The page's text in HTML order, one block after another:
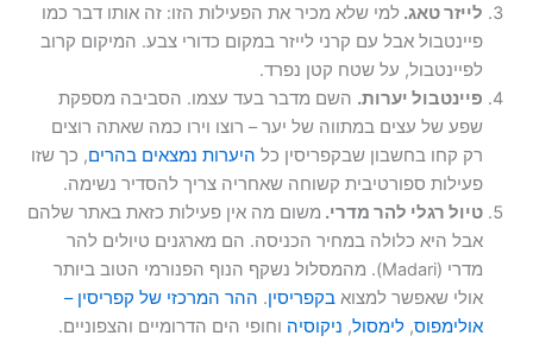
לייזר טאג.למי שלא מכיר את הפעילות הזו: זה אותו דבר כמו
פיינטבול אבל עם קרני לייזר במקום כדורי צבע. המיקום קרוב
לפיינטבול, על שטח קטן נפרד.
פיינטבול יערות. השם מדבר בעד עצמו. הסביבה מספקת
שפע של עצים במתווה של יער – רוצו וירו כמה שאתה רוצים
רק קחו בחשבון שבקפריסין כל היערות נמצאים בהרים, כך שזו
פעילות ספורטיבית קשוחה שאחריה צריך להסדיר נשימה.
טיול רגלי להר מדרי. משום מה אין פעילות כזאת באתר שלהם
אבל היא כלולה במחיר הכניסה. הם מארגנים טיולים להר
מדרי (Madari). מהמסלול נשקף הנוף הפנורמי הטוב ביותר
אולי שאפשר למצואבקפריסין. ההר המרכזי של קפריסין –
אולימפוס,לימסול, ניקוסיה וחופי הים הדרומיים והצפוניים.